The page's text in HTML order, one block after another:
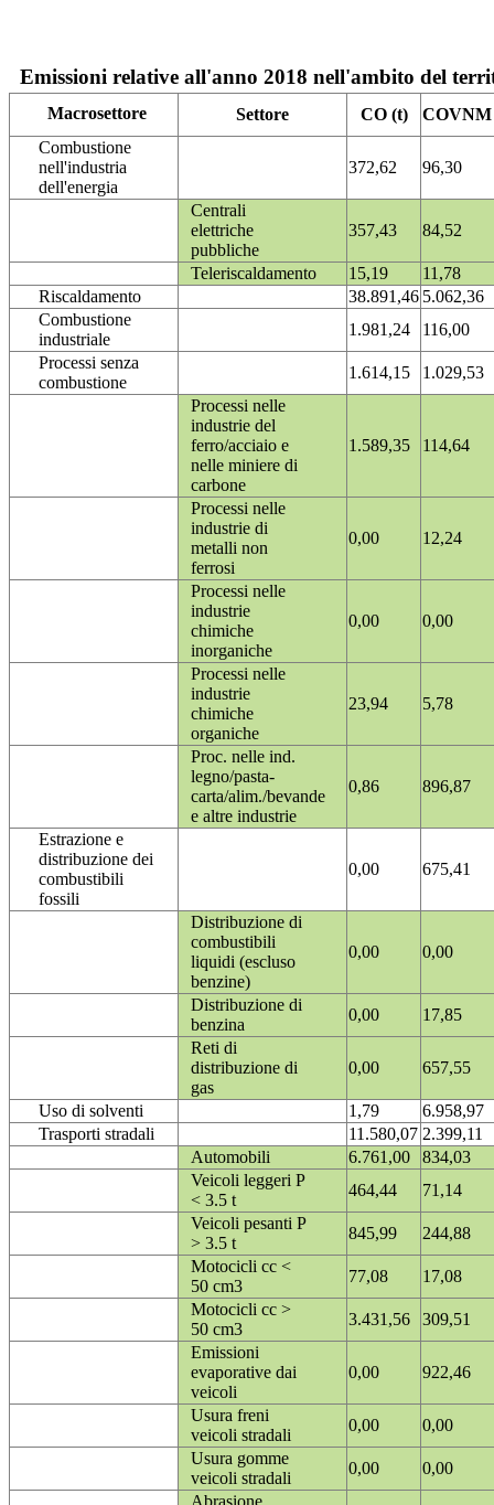
Emissioni relative all'anno 2018 nell'ambito del
Macrosettore Settore CO (t)
COVNM
Combustione
nell'industria
dell'energia
372,62 96,30
Centrali
elettriche
pubbliche
357,43 84,52
Teleriscaldamento 15,19
11,78
Riscaldamento
38.891,46 5.062,36
Combustione
industriale
1.981,24
116,00
Processi senza
combustione
1.614,15
1.029,53
Processi nelle
industrie del
ferro/acciaio e
nelle miniere di
carbone
1.589,35 114,64
Processi nelle
industrie di
metalli non
ferrosi
0,00 12,24
Processi nelle
industrie
chimiche
inorganiche
0,00 0,00
Processi nelle
industrie
chimiche
organiche
23,94 5,78
Proc. nelle ind.
legno/pasta-
carta/alim./bevande
e altre industrie
0,86 896,87
Estrazione e
distribuzione dei
combustibili
fossili
0,00 675,41
Distribuzione di
combustibili
liquidi (escluso
benzine)
0,00 0,00
Distribuzione di
benzina
0,00
17,85
Reti di
distribuzione di
gas
0,00 657,55
Uso di solventi 1,79
6.958,97
Trasporti stradali
11.580,07 2.399,11
Automobili
6.761,00
834,03
Veicoli leggeri P
< 3.5 t
464,44
71,14
Veicoli pesanti P
> 3.5 t
845,99
244,88
Motocicli cc <
50 cm3
77,08
17,08
Motocicli cc >
50 cm3
3.431,56
309,51
Emissioni
evaporative dai
veicoli
0,00 922,46
Usura freni
veicoli stradali
0,00
0,00
Usura gomme
veicoli stradali
0,00
0,00